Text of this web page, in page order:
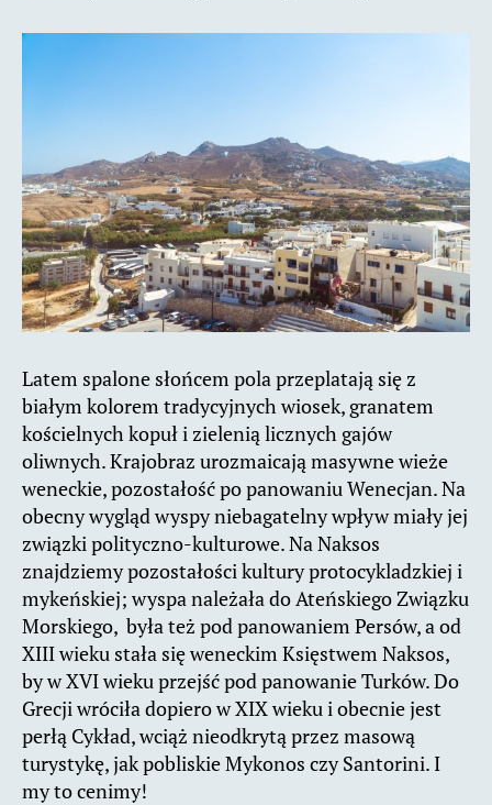
Latem spalone słońcem pola przeplatają się z
białym kolorem tradycyjnych wiosek, granatem
kościelnych kopuł i zielenią licznych gajów
oliwnych. Krajobraz urozmaicają masywne wieże
weneckie, pozostałość po panowaniu Wenecjan. Na
obecny wygląd wyspy niebagatelny wpływ miały jej
związki polityczno-kulturowe. Na Naksos
znajdziemy pozostałości kultury protocykladzkiej i
mykeńskiej; wyspa należała do Ateńskiego Związku
Morskiego, była też pod panowaniem Persów, a od
XIII wieku stała się weneckim Księstwem Naksos,
by w XVI wieku przejść pod panowanie Turków. Do
Grecji wróciła dopiero w XIX wieku i obecnie jest
perłą Cykład, wciąż nieodkrytą przez masową
turystykę, jak pobliskie Mykonos czy Santorini. I
my to cenimy!